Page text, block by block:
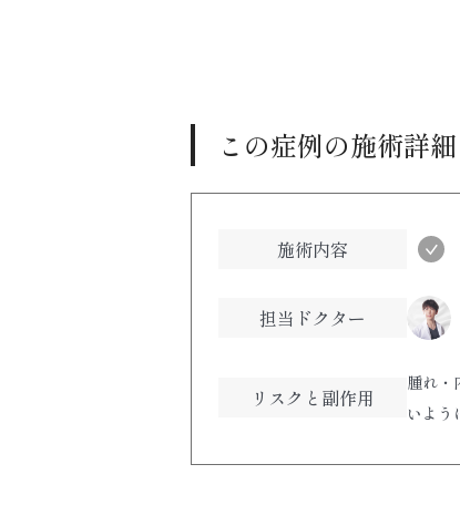
この症例の施術詳細
施術内容
担当ドクター
リスクと副作用
腫れ・
いよう